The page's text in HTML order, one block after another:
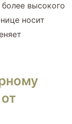
высокого
носит